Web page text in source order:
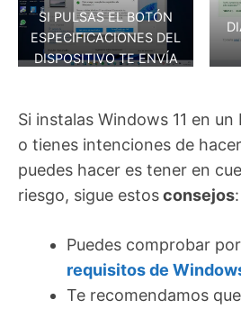
SI PULSAS EL BOTÓN
ESPECIFICACIONES DEL
DISPOSITIVO TE ENVÍA
(IMAGEN SIGUIENTE)
Si instalas Windows 11 en
o tienes intenciones de
puedes hacer es tener en
riesgo, sigue estosconsejos:
Puedes comprobar
requisitos de
Te recomendamos